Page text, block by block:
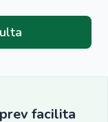
facilita